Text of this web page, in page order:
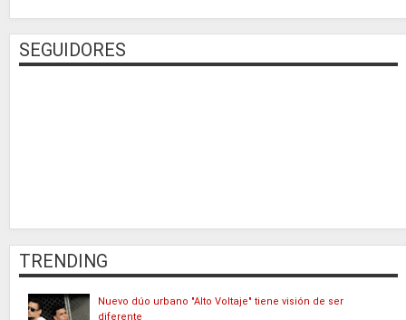
SEGUIDORES
TRENDING
Nuevo dúo urbano "Alto Voltaje" tiene visión de ser
diferente